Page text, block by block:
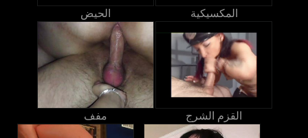
الحيض المكسيكية
مفف القزم الشرج